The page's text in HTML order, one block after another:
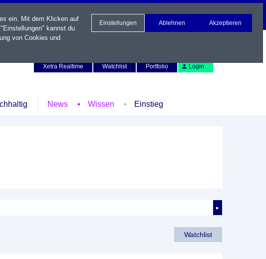
Xetra Realtime
Watchlist Portfolio Login
News Wissen Einstieg
►
Watchlist
ein. Mit dem Klicken auf
kannst du
von Cookies und
Einstellungen Ablehnen Akzeptieren